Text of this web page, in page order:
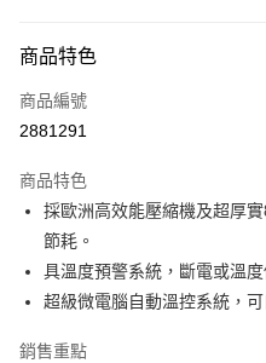
信用卡一次付款
LINE Pay
街口支付
悠遊付
AFTEE先享後付
【關於「AFTEE先享後付」】
商品特色
商品編號
2881291
商品特色
採歐洲高效能壓縮機及超厚
節耗。
具溫度預警系統，斷電或溫
超級微電腦自動溫控系統，
銷售重點